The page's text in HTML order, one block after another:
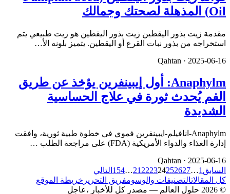
Oil) المذهلة لصحتك وجمالك
مقدمة زيت بذور اليقطين زيت بذور اليقطين هو زيت طبيعي يتم
استخراجه من بذور نبات القرع أو اليقطين. يتميز بلونه الأ…
Qahtan · 2025-06-16
Anaphylm: أول إيبينفرين يؤخذ عن طريق
الفم يُحدث ثورة في علاج الحساسية
الشديدة
Anaphylm-انافيلم-ايبينفرين فموي في خطوة طبية ثورية، وافقت
إدارة الغذاء والدواء الأمريكية (FDA) على مراجعة الطلب …
Qahtan · 2025-06-16
السابق 1
…
21 222324252627
…
154 التالي
كل المقالاتالتصنيفات والوسومفريق التحرير خريطة الموقع
© 2026 حلول العالم — مصدر كل للأخبار ،عاجل